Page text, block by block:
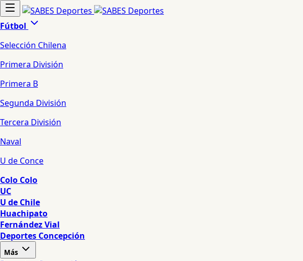
Fútbol
Selección Chilena
Primera División
Primera B
Segunda División
Tercera División
Naval
U de Conce
Colo Colo
UC
U de Chile
Huachipato
Fernández Vial
Deportes Concepción
Más